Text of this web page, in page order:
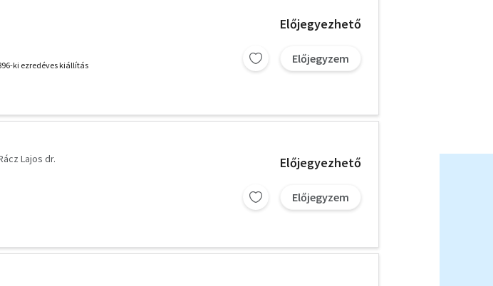
ki ezredéves kiállítás
Előjegyezhető
Előjegyzem
Lajos dr.
Előjegyezhető
Előjegyzem